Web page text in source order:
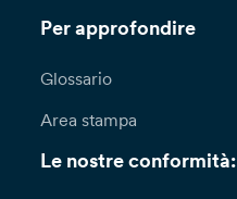
Per approfondire
Glossario
Area stampa
Le nostre conformità: